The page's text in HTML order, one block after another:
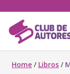
Home / Libros /